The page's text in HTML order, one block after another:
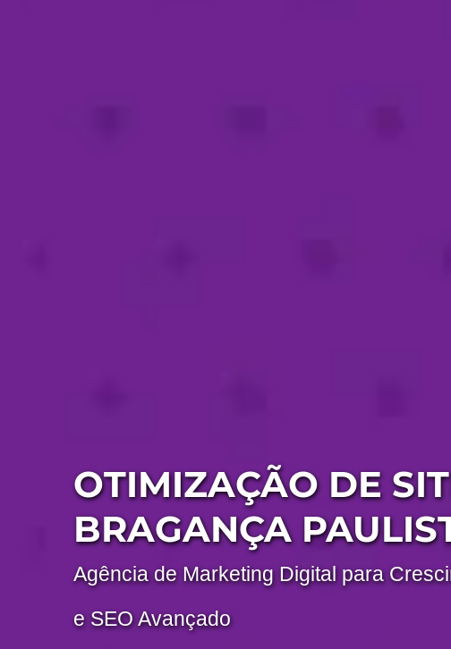
OTIMIZAÇÃO DE
BRAGANÇA
Agência de Marketing Digital para
e SEO Avançado